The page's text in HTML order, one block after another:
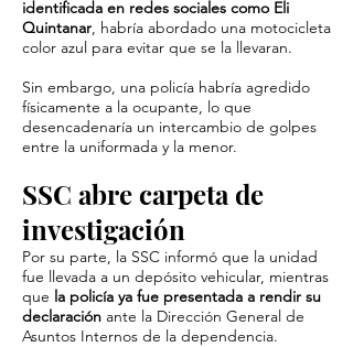
identificada en redes sociales como Eli
Quintanar, habría abordado una motocicleta
color azul para evitar que se la llevaran.
Sin embargo, una policía habría agredido
físicamente a la ocupante, lo que
desencadenaría un intercambio de golpes
entre la uniformada y la menor.
SSC abre carpeta de
investigación
Por su parte, la SSC informó que la unidad
fue llevada a un depósito vehicular, mientras
que la policía ya fue presentada a rendir su
declaración ante la Dirección General de
Asuntos Internos de la dependencia.